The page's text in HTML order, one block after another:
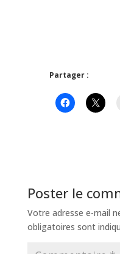
Partager :
Poster le
Votre adresse e-mail
obligatoires sont